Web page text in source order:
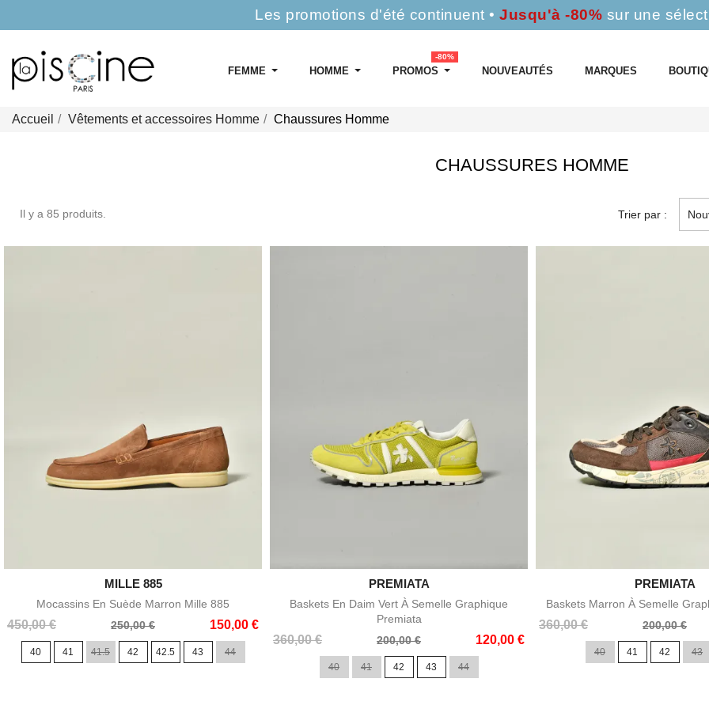
Les promotions d'été continuent •Jusqu'à -80% sur une
FEMME HOMME PROMOS
-80%
NOUVEAUTÉS MARQUES
Accueil Vêtements et accessoires Homme Chaussures Homme
CHAUSSURES HOMME
Il y a 85 produits. Trier par :
Aperçu rapide
MILLE 885
Mocassins En Suède Marron Mille 885
450,00 €
Prix
base
250,00 € 150,00 €
Prix
40 41 41.5 42 42.5 43 44
Aperçu rapide
PREMIATA
Baskets En Daim Vert À Semelle Graphique
Premiata
360,00 €
Prix
200,00 € 120,00 €
Prix
40 41 42 43 44
Aperçu rapide
PREMIATA
Baskets Marron À Semelle
360,00 €
Prix
200,00 €
Prix
40 41 42 43